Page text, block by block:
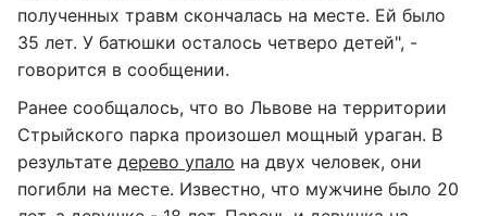
полученных травм скончалась на месте. Ей было
35 лет. У батюшки осталось четверо детей", -
говорится в сообщении.
Ранее сообщалось, что во Львове на территории
Стрыйского парка произошел мощный ураган. В
результате дерево упало на двух человек, они
погибли на месте. Известно, что мужчине было 20